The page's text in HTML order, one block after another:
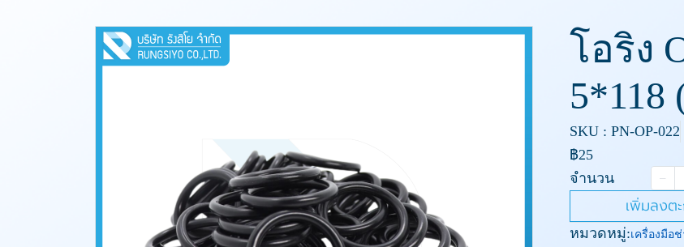
โอริง
5*118
SKU : PN-OP-022
฿25
จำนวน
เพิ่มลงต
หมวดหมู่:เครื่องมือช่